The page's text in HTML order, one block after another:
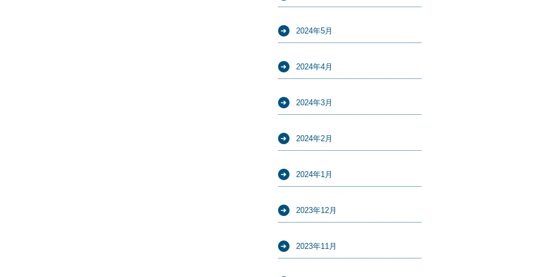
2024年5月
2024年4月
2024年3月
2024年2月
2024年1月
2023年12月
2023年11月